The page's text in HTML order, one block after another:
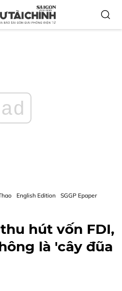
ad
English Edition SGGP Epaper
hút vốn FDI,
là 'cây đũa